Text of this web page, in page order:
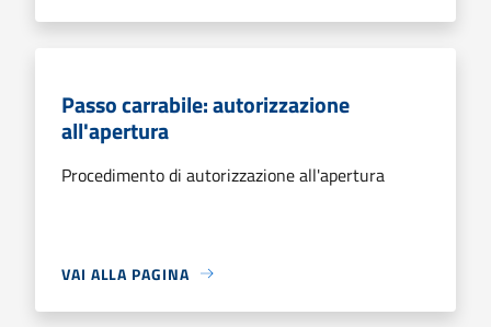
Passo carrabile: autorizzazione
all'apertura
Procedimento di autorizzazione all'apertura
VAI ALLA PAGINA